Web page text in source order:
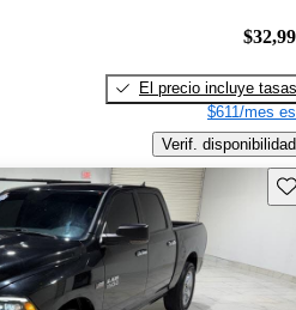
El precio incluye tasas
$611/mes
Verif. disponibilidad